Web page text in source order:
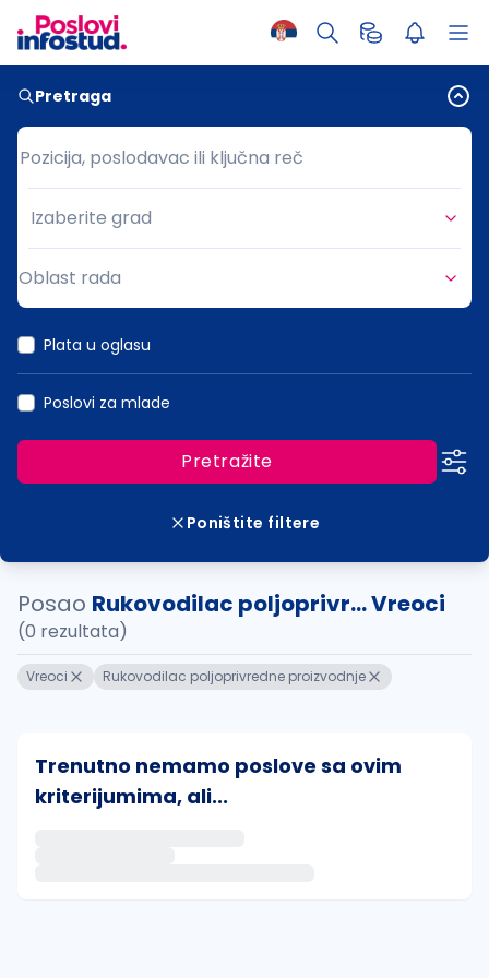
Pretraga
Pozicija, poslodavac ili ključna reč
Pozicija, poslodavac ili ključna reč
Grad
Izaberite grad
Oblast rada
Plata u oglasu
Poslovi za mlade
Pretražite
Poništite filtere
Posao Rukovodilac poljoprivr... Vreoci
(0 rezultata)
Vreoci Rukovodilac poljoprivredne proizvodnje
Trenutno nemamo poslove sa ovim
kriterijumima, ali...